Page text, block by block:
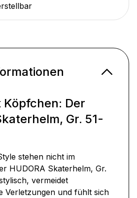
Köpfchen: Der
Gr. 51-
stehen nicht im
HUDORA Skaterhelm, Gr.
vermeidet
Verletzungen und fühlt sich